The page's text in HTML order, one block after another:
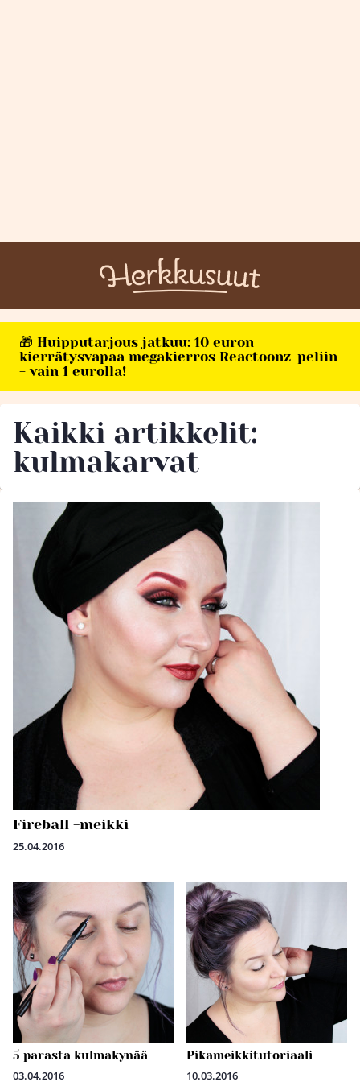
🎁 Huipputarjous jatkuu: 10 euron
kierrätysvapaa megakierros Reactoonz-peliin
- vain 1 eurolla!
Kaikki artikkelit:
kulmakarvat
Fireball -meikki
25.04.2016
5 parasta kulmakynää
03.04.2016
Pikameikkitutoriaali
10.03.2016